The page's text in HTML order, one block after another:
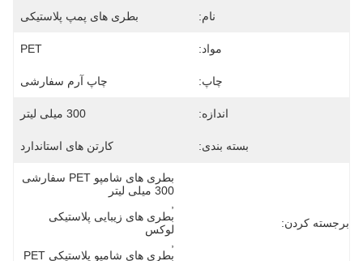
نام: بطری های پمپ پلاستیکی
مواد: PET
چاپ: چاپ آرم سفارشی
اندازه: 300 میلی لیتر
بسته بندی: کارتن های استاندارد
برجسته کردن:
300 میلی لیتر
لوکس